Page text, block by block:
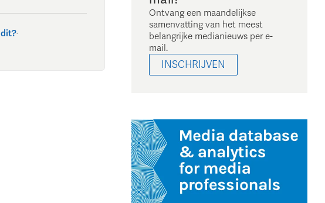
·
Ontvang een maandelijkse
samenvatting van het meest
belangrijke medianieuws per e-
mail.
INSCHRIJVEN